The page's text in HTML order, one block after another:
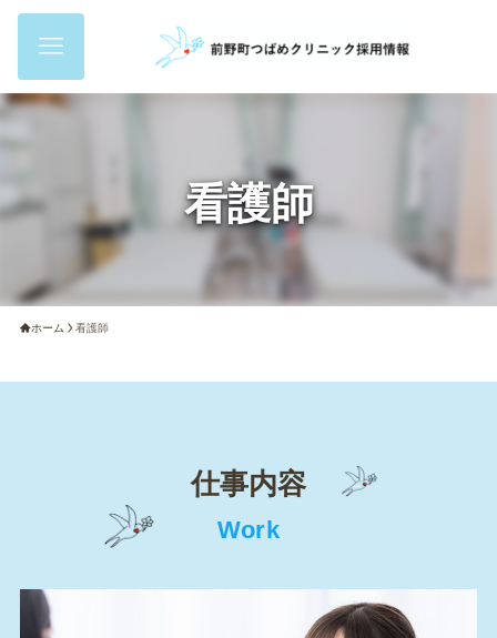
看護師
ホーム 看護師
仕事内容
Work